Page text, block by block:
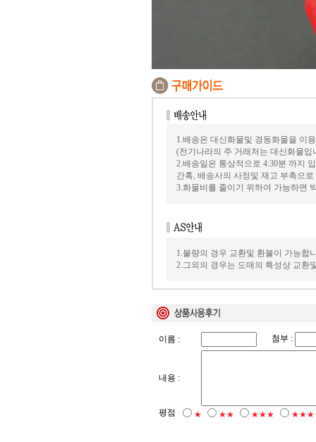
1.배송은 대신화물및 경동화물을 이
(전기나라의 주 거래처는 대신화물입
2.배송일은 통상적으로 4:30분 까지
간혹, 배송사의 사정및 재고 부촉으
3.화물비를 줄이기 위하여 가능하면
1.불량의 경우 교환및 환불이 가능합
2.그외의 경우는 도매의 특성상 교환
이름 : 첨부 :
내용 :
평점 ★ ★★ ★★★